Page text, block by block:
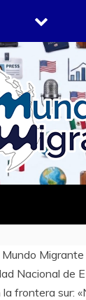
SOMOS
Mundo
Nacional de
frontera sur: